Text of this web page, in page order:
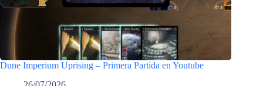
Dune Imperium Uprising – Primera Partida en Youtube